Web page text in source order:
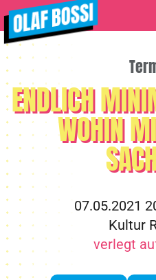
ENDLICH
WOHIN
07.05.2021
Kultur
verlegt